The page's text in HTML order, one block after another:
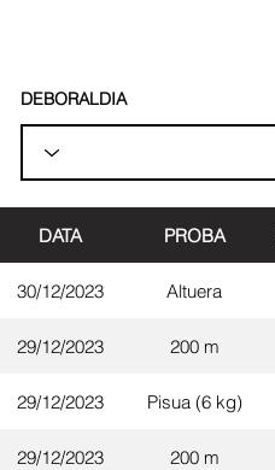
DEBORALDIA
DATA PROBA
30/12/2023 Altuera
29/12/2023 200 m
29/12/2023 Pisua (6 kg)
29/12/2023 200 m